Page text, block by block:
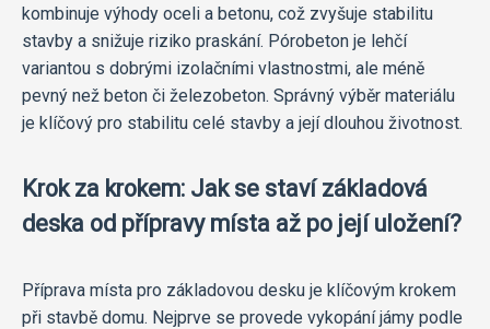
kombinuje výhody oceli a betonu, což zvyšuje stabilitu
stavby a snižuje riziko praskání. Pórobeton je lehčí
variantou s dobrými izolačními vlastnostmi, ale méně
pevný než beton či železobeton. Správný výběr materiálu
je klíčový pro stabilitu celé stavby a její dlouhou životnost.
Krok za krokem: Jak se staví základová
deska od přípravy místa až po její uložení?
Příprava místa pro základovou desku je klíčovým krokem
při stavbě domu. Nejprve se provede vykopání jámy podle